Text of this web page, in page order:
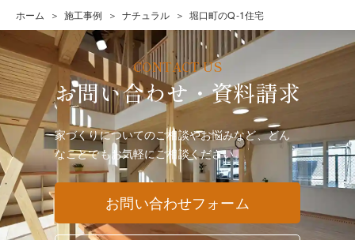
ホーム 施工事例 ナチュラル 堀口町のQ-1住宅
お問い合わせ・資料請求
家づくりについてのご相談やお悩みなど、どん
なことでもお気軽にご相談ください。
お問い合わせフォーム